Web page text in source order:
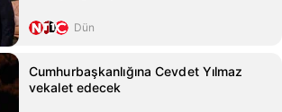
Dün
Cumhurbaşkanlığına Cevdet Yılmaz
vekalet edecek